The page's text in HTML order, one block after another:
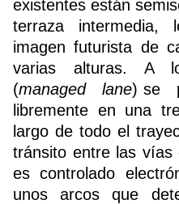
existentes están
terraza intermedia,
imagen futurista de
varias alturas. A
(managed lane) se
libremente en una
largo de todo el
tránsito entre las vías
es controlado
unos arcos que